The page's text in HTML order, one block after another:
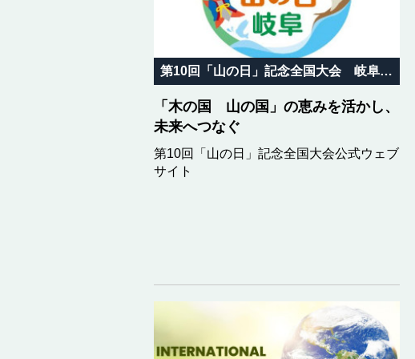
第10回「山の日」記念全国大会 岐阜in飛騨高山
「木の国 山の国」の恵みを活かし、
未来へつなぐ
第10回「山の日」記念全国大会公式ウェブ
サイト